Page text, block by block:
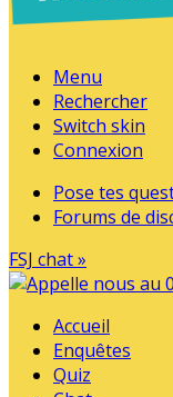
Menu
Rechercher
Switch skin
Connexion
Pose tes
Forums de
FSJ chat »
Accueil
Enquêtes
Quiz